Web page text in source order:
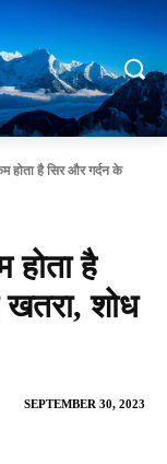
होता है सिर और गर्दन के
है
शोध
SEPTEMBER 30, 2023